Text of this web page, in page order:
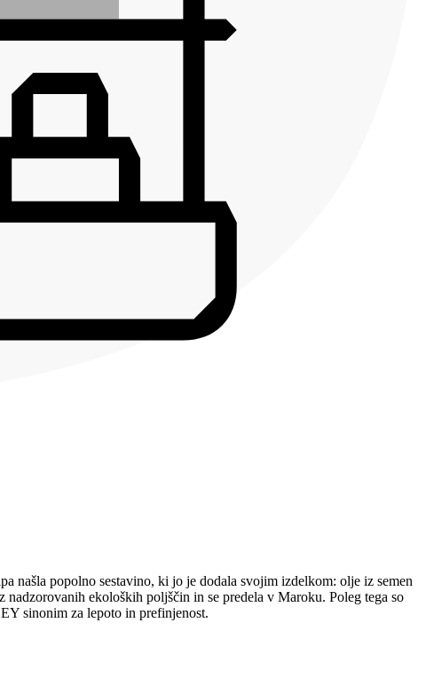
našla popolno sestavino, ki jo je dodala svojim izdelkom: olje iz semen
ekoloških poljščin in se predela v Maroku. Poleg tega so
sinonim za lepoto in prefinjenost.